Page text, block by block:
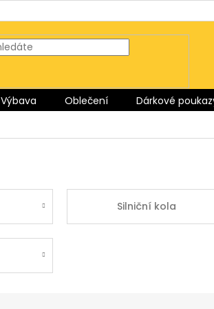
Výbava Oblečení Dárkové
Silniční kola